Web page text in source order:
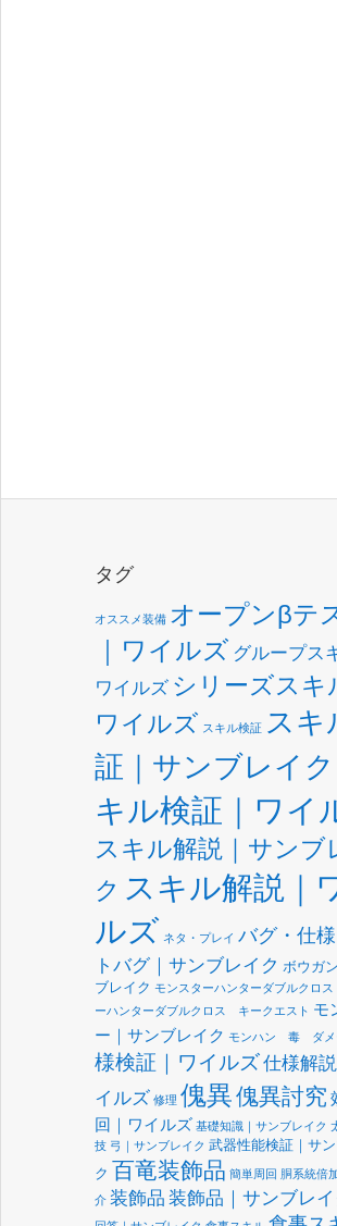
タグ
オススメ装備 オープンβテ
｜ワイルズ グループス
ワイルズ シリーズスキ
ワイルズ スキル検証 スキ
証｜サンブレイク
キル検証｜ワイ
スキル解説｜サンブ
ク スキル解説｜
ルズ ネタ・プレイ バグ・仕様
トバグ｜サンブレイク ボウガ
ブレイク モンスターハンターダブルクロス
ーハンターダブルクロス キークエスト モ
ー｜サンブレイク モンハン 毒 ダメ
様検証｜ワイルズ仕様解
イルズ 修理 傀異傀異討究
回｜ワイルズ 基礎知識｜サンブレイク
技 弓｜サンブレイク 武器性能検証｜サ
ク 百竜装飾品 簡単周回 胴系統倍
介 装飾品 装飾品｜サンブレイ